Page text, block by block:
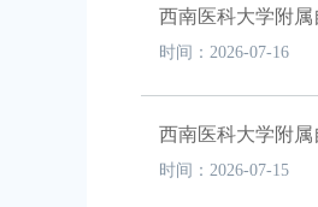
时间：2026-07-
西南医科大学附
时间：2026-07-